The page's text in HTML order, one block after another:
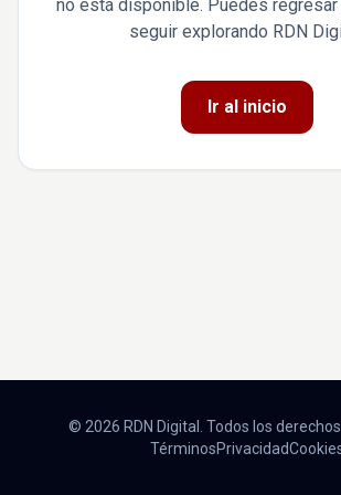
no está disponible. Puedes
seguir explorando RDN
Ir al inicio
© 2026 RDN Digital. Todos los
TérminosPrivacidad